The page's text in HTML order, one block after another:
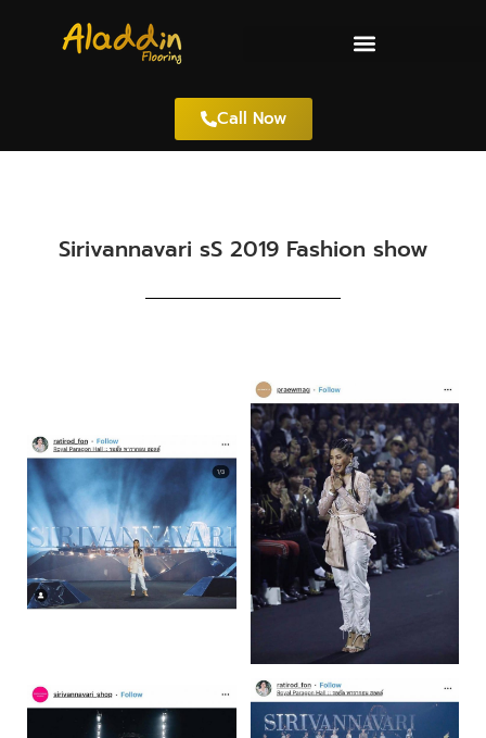
Call Now
Sirivannavari sS 2019 Fashion show